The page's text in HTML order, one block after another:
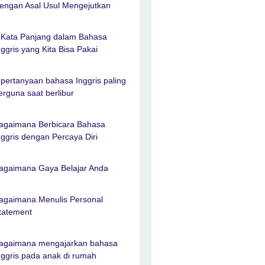
Asal Usul Mengejutkan
Panjang dalam Bahasa
yang Kita Bisa Pakai
bahasa Inggris paling
saat berlibur
Berbicara Bahasa
dengan Percaya Diri
Gaya Belajar Anda
Menulis Personal
mengajarkan bahasa
pada anak di rumah